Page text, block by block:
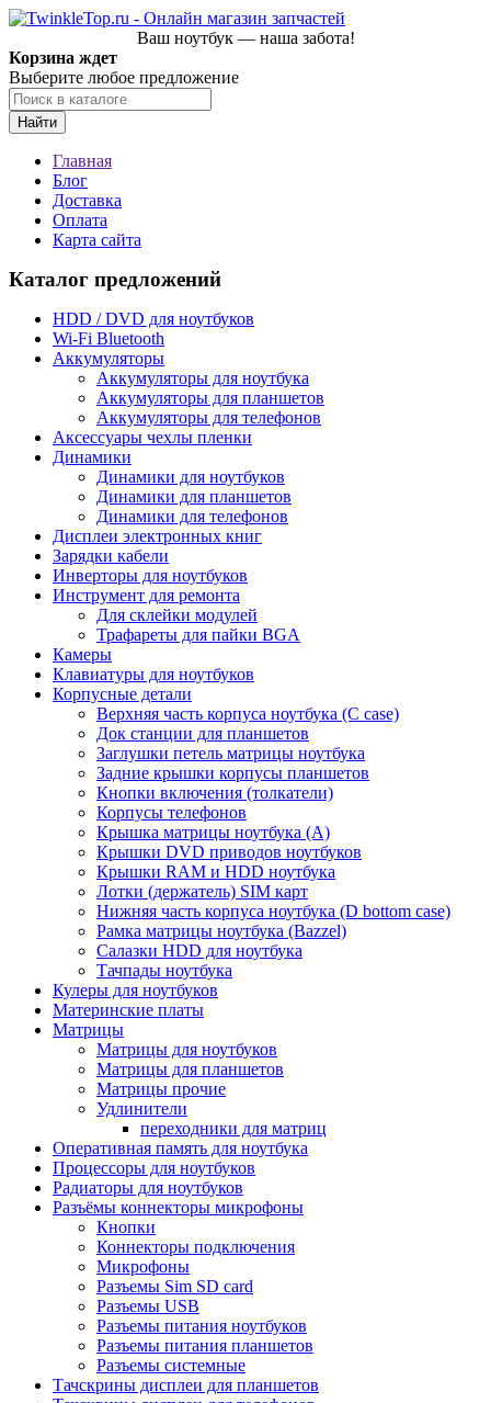
Ваш ноутбук — наша забота!
Корзина ждет
Выберите любое предложение
Найти
Главная
Блог
Доставка
Оплата
Карта сайта
Каталог предложений
HDD / DVD для ноутбуков
Wi-Fi Bluetooth
Аккумуляторы
Аккумуляторы для ноутбука
Аккумуляторы для планшетов
Аккумуляторы для телефонов
Аксессуары чехлы пленки
Динамики
Динамики для ноутбуков
Динамики для планшетов
Динамики для телефонов
Дисплеи электронных книг
Зарядки кабели
Инверторы для ноутбуков
Инструмент для ремонта
Для склейки модулей
Трафареты для пайки BGA
Камеры
Клавиатуры для ноутбуков
Корпусные детали
Верхняя часть корпуса ноутбука (С case)
Док станции для планшетов
Заглушки петель матрицы ноутбука
Задние крышки корпусы планшетов
Кнопки включения (толкатели)
Корпусы телефонов
Крышка матрицы ноутбука (A)
Крышки DVD приводов ноутбуков
Крышки RAM и HDD ноутбука
Лотки (держатель) SIM карт
Нижняя часть корпуса ноутбука (D bottom case)
Рамка матрицы ноутбука (Bazzel)
Салазки HDD для ноутбука
Тачпады ноутбука
Кулеры для ноутбуков
Материнские платы
Матрицы
Матрицы для ноутбуков
Матрицы для планшетов
Матрицы прочие
Удлинители
переходники для матриц
Оперативная память для ноутбука
Процессоры для ноутбуков
Радиаторы для ноутбуков
Разъёмы коннекторы микрофоны
Кнопки
Коннекторы подключения
Микрофоны
Разъемы Sim SD card
Разъемы USB
Разъемы питания ноутбуков
Разъемы питания планшетов
Разъемы системные
Тачскрины дисплеи для планшетов